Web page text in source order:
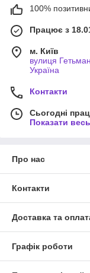
100%
Працює з
м. Київ
вулиця
Україна
Контакти
Сьогодні
Показати
Про нас
Контакти
Доставка та
Графік роботи